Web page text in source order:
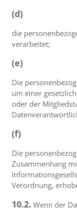
(d)
die
verarbeitet;
(e)
Die
um einer
oder der
(f)
Die
Zusammenhang
Verordnung,
10.2. Wenn der